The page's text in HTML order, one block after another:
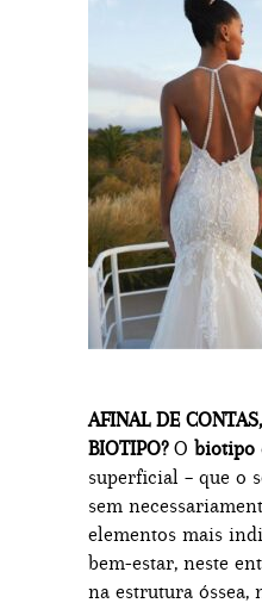
AFINAL DE
BIOTIPO? O biotipo
superficial – que o
sem
elementos mais
bem-estar, neste
na estrutura óssea,